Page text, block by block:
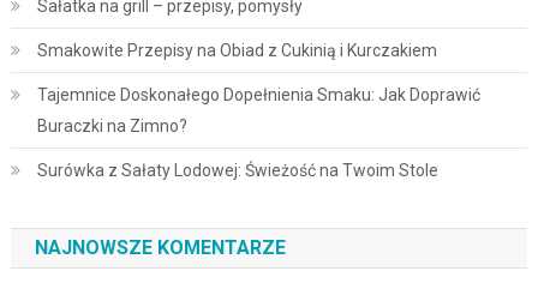
Sałatka na grill – przepisy, pomysły
Smakowite Przepisy na Obiad z Cukinią i Kurczakiem
Tajemnice Doskonałego Dopełnienia Smaku: Jak Doprawić
Buraczki na Zimno?
Surówka z Sałaty Lodowej: Świeżość na Twoim Stole
NAJNOWSZE KOMENTARZE